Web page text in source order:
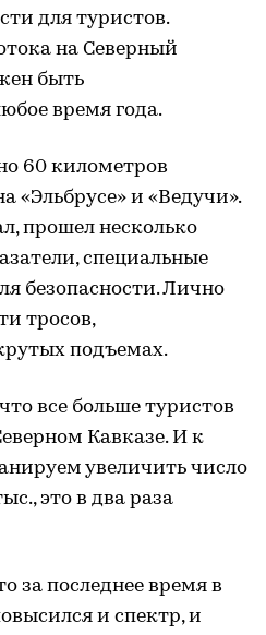
для туристов.
на Северный
быть
время года.
60 километров
«Эльбрусе» и «Ведучи».
прошел несколько
специальные
безопасности. Лично
тросов,
подъемах.
все больше туристов
Кавказе. И к
увеличить число
это в два раза
за последнее время в
и спектр, и